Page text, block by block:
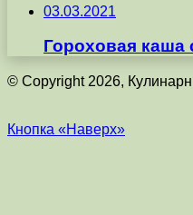
03.03.2021
Гороховая каша
© Copyright 2026,
Кнопка «Наверх»